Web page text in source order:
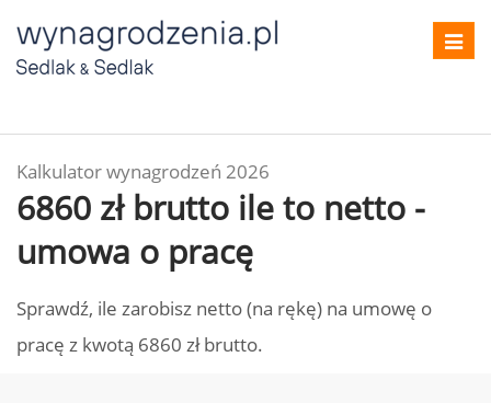
Kalkulator wynagrodzeń 2026
6860 zł brutto ile to netto -
umowa o pracę
Sprawdź, ile zarobisz netto (na rękę) na umowę o
pracę z kwotą 6860 zł brutto.